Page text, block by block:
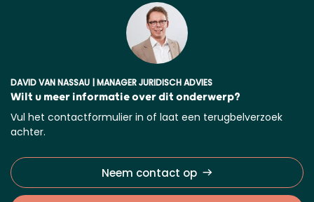
DAVID VAN NASSAU | MANAGER JURIDISCH ADVIES
Wilt u meer informatie over dit onderwerp?
Vul het contactformulier in of laat een terugbelverzoek
achter.
Neem contact op